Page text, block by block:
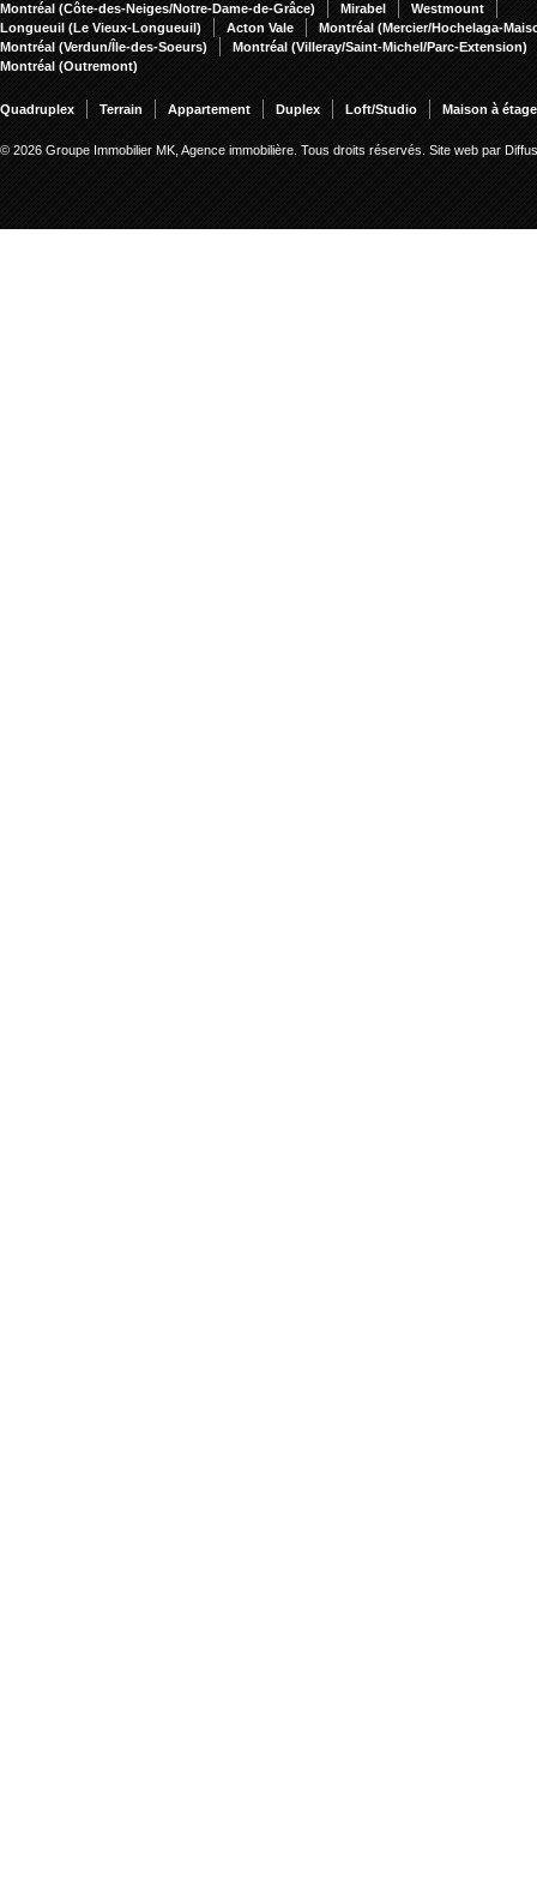
Montréal (Côte-des-Neiges/Notre-Dame-de-Grâce)
Mirabel
Westmount
Longueuil (Le Vieux-Longueuil)
Acton Vale
Montréal (Mercier/Hochelaga-
Montréal (Verdun/Île-des-Soeurs)
Montréal (Villeray/Saint-Michel/Parc-Extension)
Montréal (Outremont)
Quadruplex Terrain Appartement Duplex Loft/Studio Maison à
© 2026 Groupe Immobilier MK, Agence immobilière. Tous droits réservés. Site web par